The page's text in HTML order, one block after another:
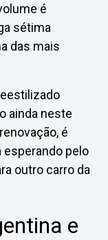
é
sétima
das mais
ainda neste
é
pelo
outro carro da
e